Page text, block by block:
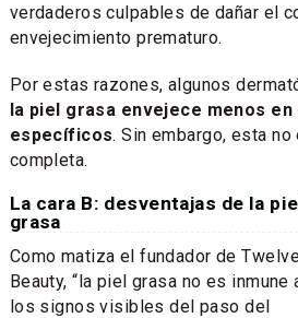
verdaderos culpables de dañar el
envejecimiento prematuro.
Por estas razones, algunos
la piel grasa envejece menos
específicos. Sin embargo, esta
completa.
La cara B: desventajas de la
grasa
Como matiza el fundador de
Beauty, “la piel grasa no es inmune
los signos visibles del paso del